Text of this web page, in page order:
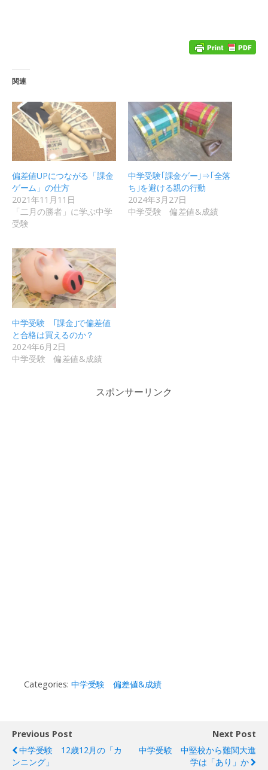
関連
偏差値UPにつながる「課金
ゲーム」の仕方
2021年11月11日
「二月の勝者」に学ぶ中学
受験
中学受験｢課金ゲー｣⇒｢全落
ち｣を避ける親の行動
2024年3月27日
中学受験 偏差値&成績
中学受験 ｢課金｣で偏差値
と合格は買えるのか？
2024年6月2日
中学受験 偏差値&成績
スポンサーリンク
Categories: 中学受験 偏差値&成績
Previous Post
中学受験 12歳12月の「カ
ンニング」
Next Post
中学受験 中堅校から難関大進
学は「あり」か